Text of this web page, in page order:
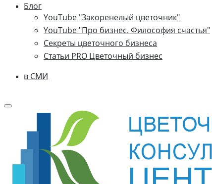
Блог
YouTube "Закоренелый цветочник"
YouTube "Про бизнес. Философия счастья"
Секреты цветочного бизнеса
Статьи PRO Цветочный бизнес
в СМИ